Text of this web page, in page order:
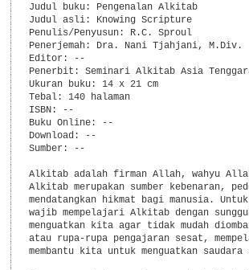
Judul buku: Pengenalan Alkitab
Judul asli: Knowing Scripture
Penulis/Penyusun: R.C. Sproul
Penerjemah: Dra. Nani Tjahjani, M.Div.
Editor: --
Penerbit: Seminari Alkitab Asia
Ukuran buku: 14 x 21 cm
Tebal: 140 halaman
ISBN: --
Buku Online: --
Download: --
Sumber: --
Alkitab adalah firman Allah, wahyu
Alkitab merupakan sumber kebenaran,
mendatangkan hikmat bagi manusia.
wajib mempelajari Alkitab dengan
menguatkan kita agar tidak mudah
atau rupa-rupa pengajaran sesat,
membantu kita untuk menguatkan